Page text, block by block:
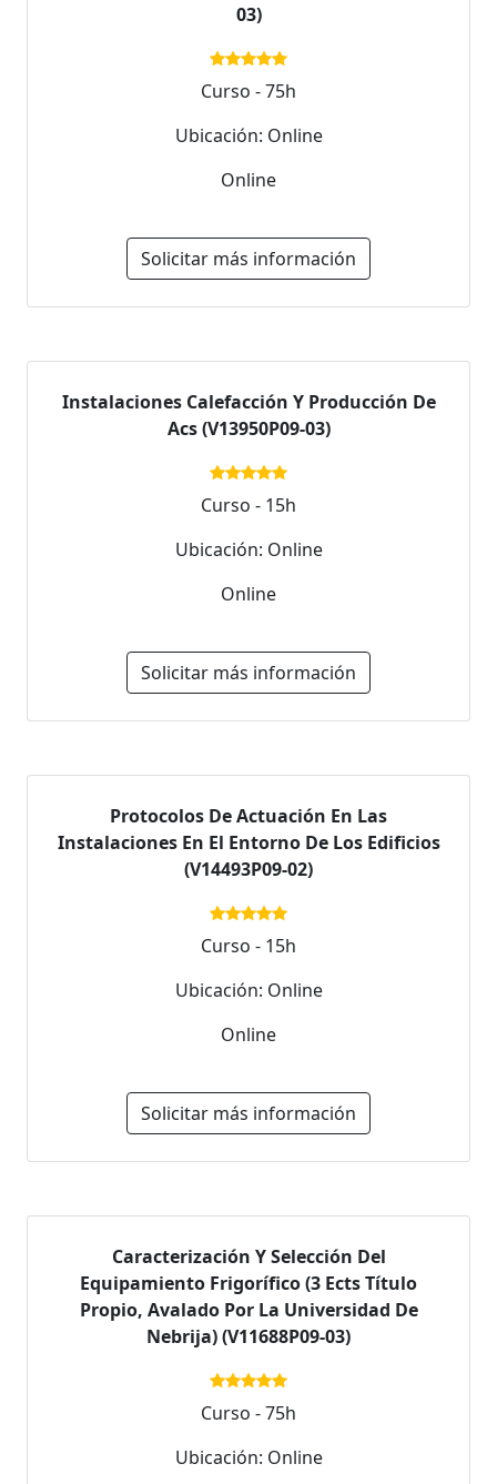
03)
Curso - 75h
Ubicación: Online
Online
Solicitar más información
Instalaciones Calefacción Y Producción De
Acs (V13950P09-03)
Curso - 15h
Ubicación: Online
Online
Solicitar más información
Protocolos De Actuación En Las
Instalaciones En El Entorno De Los Edificios
(V14493P09-02)
Curso - 15h
Ubicación: Online
Online
Solicitar más información
Caracterización Y Selección Del
Equipamiento Frigorífico (3 Ects Título
Propio, Avalado Por La Universidad De
Nebrija) (V11688P09-03)
Curso - 75h
Ubicación: Online